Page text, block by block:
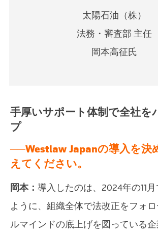
太陽石油（株）
法務・審査部 主任
岡本高征氏
手厚いサポート体制で全社を
プ
──Westlaw Japanの導入を決
えてください。
岡本： 導入したのは、2024年の11
ように、組織全体で法改正をフォ
ルマインドの底上げを図っている企